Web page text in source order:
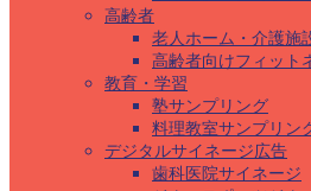
高齢者
老人ホーム・介護施
高齢者向けフィット
教育・学習
塾サンプリング
料理教室サンプリン
デジタルサイネージ広告
歯科医院サイネージ